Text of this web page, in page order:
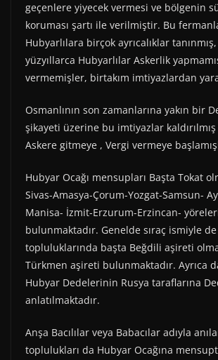
geçenlere yiyecek vermesi ve bölgenin
koruması şartı ile verilmiştir. Bu
Hubyarlılara birçok ayrıcalıklar
yüzyıllarca Hubyarlılar Askerlik
vermemişler, birtakım imtiyazlardan
Osmanlının son zamanlarına yakın bir
şikayeti üzerine bu imtiyazlar
Askere gitmeye , Vergi vermeye
Hubyar Ocağı mensupları Başta Tokat
Sivas-Amasya-Çorum-Yozgat-Samsun-
Manisa- İzmit-Erzurum-Erzincan-
bulunmaktadır. Genelde sıraç ismiyle
topluluklarında başta Beğdili aşireti
Türkmen aşireti bulunmaktadır. Ayrıca
Hubyar Dedelerinin Rusya taraflarına
anlatılmaktadır.
Anşa Bacılılar veya Babacılar adıyla
toplulukları da Hubyar Ocağına